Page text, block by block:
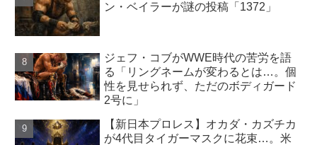
ン・ベイラーが謎の投稿「1372」
ジェフ・コブがWWE時代の苦労を語
る「リングネームが変わるとは…。個
性を見せられず、ただのボディガード
2号に」
【新日本プロレス】オカダ・カズチカ
が4代目タイガーマスクに花束…。米